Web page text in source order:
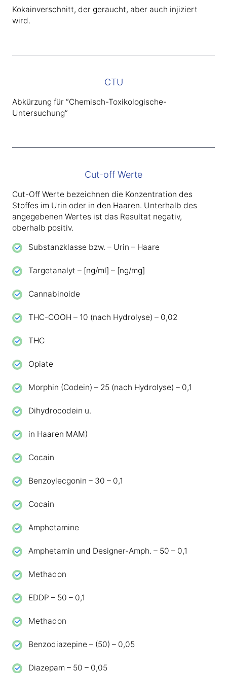
Kokainverschnitt, der geraucht, aber auch injiziert
wird.
CTU
Abkürzung für “Chemisch-Toxikologische-
Untersuchung”
Cut-off Werte
Cut-Off Werte bezeichnen die Konzentration des
Stoffes im Urin oder in den Haaren. Unterhalb des
angegebenen Wertes ist das Resultat negativ,
oberhalb positiv.
Substanzklasse bzw. – Urin – Haare
Targetanalyt – [ng/ml] – [ng/mg]
Cannabinoide
THC-COOH – 10 (nach Hydrolyse) – 0,02
THC
Opiate
Morphin (Codein) – 25 (nach Hydrolyse) – 0,1
Dihydrocodein u.
in Haaren MAM)
Cocain
Benzoylecgonin – 30 – 0,1
Cocain
Amphetamine
Amphetamin und Designer-Amph. – 50 – 0,1
Methadon
EDDP – 50 – 0,1
Methadon
Benzodiazepine – (50) – 0,05
Diazepam – 50 – 0,05